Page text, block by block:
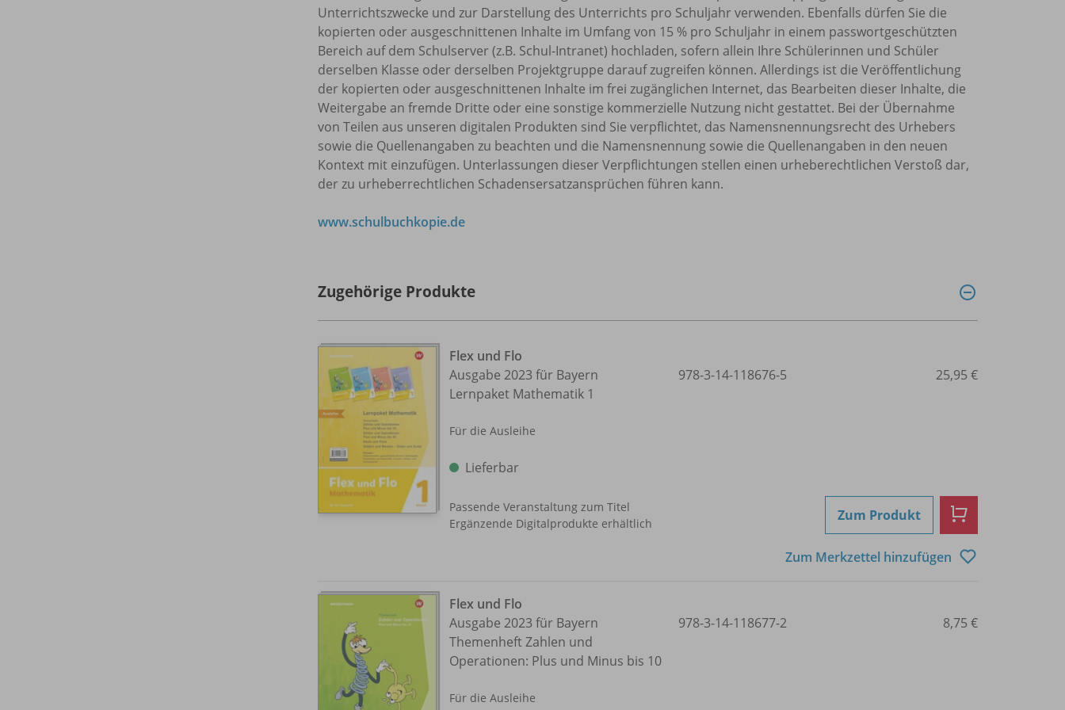
Unterrichtszwecke und zur Darstellung des Unterrichts pro Schuljahr verwenden. Ebenfalls dürfen Sie die
kopierten oder ausgeschnittenen Inhalte im Umfang von 15 % pro Schuljahr in einem passwortgeschützten
Bereich auf dem Schulserver (z.B. Schul-Intranet) hochladen, sofern allein Ihre Schülerinnen und Schüler
derselben Klasse oder derselben Projektgruppe darauf zugreifen können. Allerdings ist die Veröffentlichung
der kopierten oder ausgeschnittenen Inhalte im frei zugänglichen Internet, das Bearbeiten dieser Inhalte, die
Weitergabe an fremde Dritte oder eine sonstige kommerzielle Nutzung nicht gestattet. Bei der Übernahme
von Teilen aus unseren digitalen Produkten sind Sie verpflichtet, das Namensnennungsrecht des Urhebers
sowie die Quellenangaben zu beachten und die Namensnennung sowie die Quellenangaben in den neuen
Kontext mit einzufügen. Unterlassungen dieser Verpflichtungen stellen einen urheberechtlichen Verstoß dar,
der zu urheberrechtlichen Schadensersatzansprüchen führen kann.
www.schulbuchkopie.de
Zugehörige Produkte
Flex und Flo
Ausgabe 2023 für Bayern
Lernpaket Mathematik 1
Für die Ausleihe
Lieferbar
Passende Veranstaltung zum Titel
Ergänzende Digitalprodukte erhältlich
978-3-14-118676-5 25,95 €
Zum Produkt
Zum Merkzettel hinzufügen
Flex und Flo
Ausgabe 2023 für Bayern
Themenheft Zahlen und
Operationen: Plus und Minus bis 10
Für die Ausleihe
978-3-14-118677-2 8,75 €